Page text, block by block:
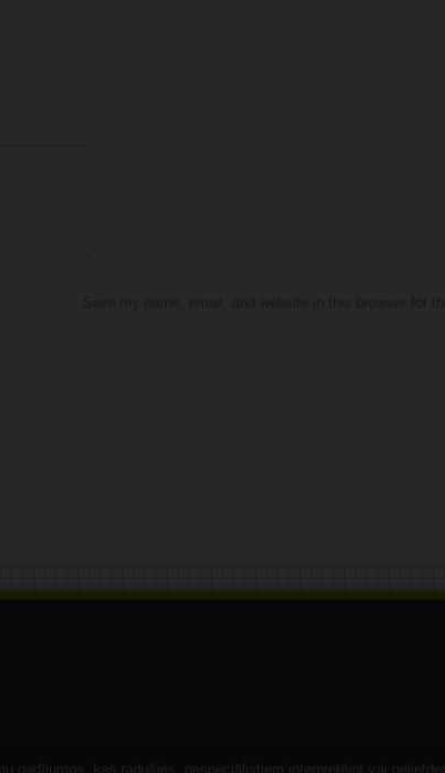
gadījumos, kas radušies, nespeciālistiem interpretējot vai